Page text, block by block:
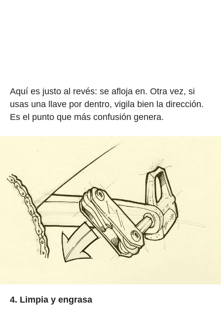
Aquí es justo al revés: se afloja en. Otra vez, si
usas una llave por dentro, vigila bien la dirección.
Es el punto que más confusión genera.
4. Limpia y engrasa